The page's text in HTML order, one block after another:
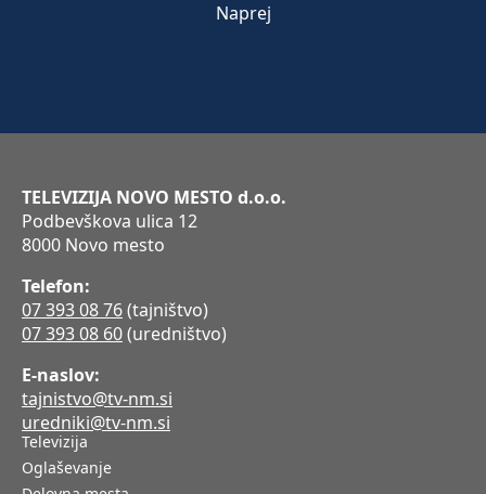
Naprej
TELEVIZIJA NOVO MESTO d.o.o.
Podbevškova ulica 12
8000 Novo mesto
Telefon:
07 393 08 76(tajništvo)
07 393 08 60(uredništvo)
E-naslov:
tajnistvo@tv-nm.si
uredniki@tv-nm.si
Televizija
Oglaševanje